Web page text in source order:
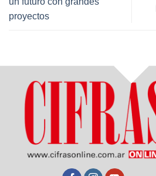
proyectos